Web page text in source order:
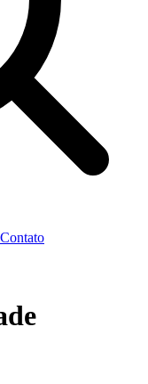
Contato